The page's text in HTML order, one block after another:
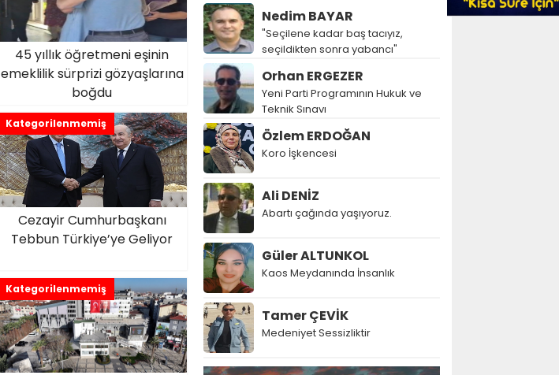
45 yıllık öğretmeni eşinin
emeklilik sürprizi gözyaşlarına
boğdu
Kategorilenmemiş
Cezayir Cumhurbaşkanı
Tebbun Türkiye’ye Geliyor
Kategorilenmemiş
Nedim BAYAR
"Seçilene kadar baş tacıyız,
seçildikten sonra yabancı"
Orhan ERGEZER
Yeni Parti Programının Hukuk ve
Teknik Sınavı
Özlem ERDOĞAN
Koro İşkencesi
Ali DENİZ
Abartı çağında yaşıyoruz.
Güler ALTUNKOL
Kaos Meydanında İnsanlık
Tamer ÇEVİK
Medeniyet Sessizliktir